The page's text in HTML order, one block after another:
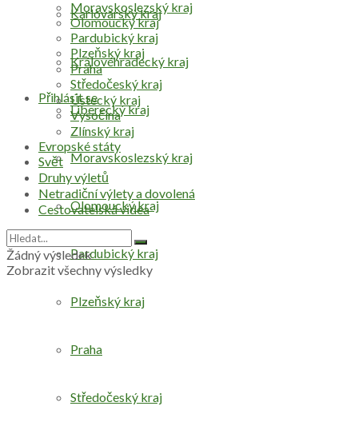
Přihlásit se
Karlovarský kraj
Královéhradecký kraj
Liberecký kraj
Moravskoslezský kraj
Olomoucký kraj
Pardubický kraj
Plzeňský kraj
Praha
Středočeský kraj
Moravskoslezský kraj
Olomoucký kraj
Pardubický kraj
Plzeňský kraj
Praha
Středočeský kraj
Ústecký kraj
Vysočina
Zlínský kraj
Evropské státy
Svět
Druhy výletů
Netradiční výlety a dovolená
Cestovatelská videa
Žádný výsledek
Zobrazit všechny výsledky